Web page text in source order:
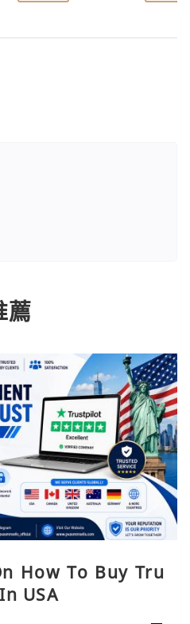
薦
How To Buy Tru
USA